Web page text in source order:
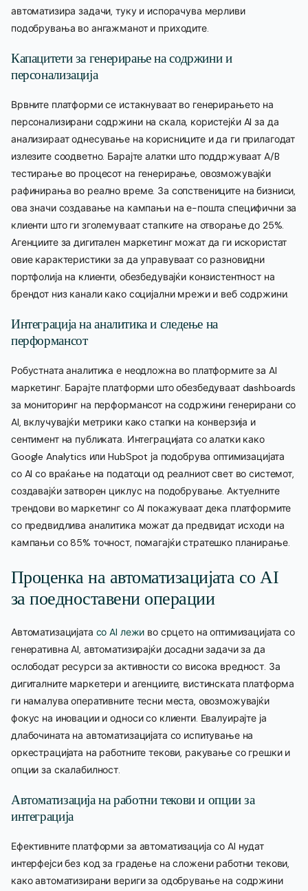
автоматизира задачи, туку и испорачува мерливи
подобрувања во ангажманот и приходите.
Капацитети за генерирање на содржини и
персонализација
Врвните платформи се истакнуваат во генерирањето на
персонализирани содржини на скала, користејќи AI за да
анализираат однесување на корисниците и да ги прилагодат
излезите соодветно. Барајте алатки што поддржуваат A/B
тестирање во процесот на генерирање, овозможувајќи
рафинирања во реално време. За сопствениците на бизниси,
ова значи создавање на кампањи на е-пошта специфични за
клиенти што ги зголемуваат стапките на отворање до 25%.
Агенциите за дигитален маркетинг можат да ги искористат
овие карактеристики за да управуваат со разновидни
портфолија на клиенти, обезбедувајќи конзистентност на
брендот низ канали како социјални мрежи и веб содржини.
Интеграција на аналитика и следење на
перформансот
Робустната аналитика е неодложна во платформите за AI
маркетинг. Барајте платформи што обезбедуваат dashboards
за мониторинг на перформансот на содржини генерирани со
AI, вклучувајќи метрики како стапки на конверзија и
сентимент на публиката. Интеграцијата со алатки како
Google Analytics или HubSpot ја подобрува оптимизацијата
со AI со враќање на податоци од реалниот свет во системот,
создавајќи затворен циклус на подобрување. Актуелните
трендови во маркетинг со AI покажуваат дека платформите
со предвидлива аналитика можат да предвидат исходи на
кампањи со 85% точност, помагајќи стратешко планирање.
Проценка на автоматизацијата со AI
за поедноставени операции
Автоматизацијата со AI лежи во срцето на оптимизацијата со
генеративна AI, автоматизирајќи досадни задачи за да
ослободат ресурси за активности со висока вредност. За
дигиталните маркетери и агенциите, вистинската платформа
ги намалува оперативните тесни места, овозможувајќи
фокус на иновации и односи со клиенти. Евалуирајте ја
длабочината на автоматизацијата со испитување на
оркестрацијата на работните текови, ракување со грешки и
опции за скалабилност.
Автоматизација на работни текови и опции за
интеграција
Ефективните платформи за автоматизација со AI нудат
интерфејси без код за градење на сложени работни текови,
како автоматизирани вериги за одобрување на содржини